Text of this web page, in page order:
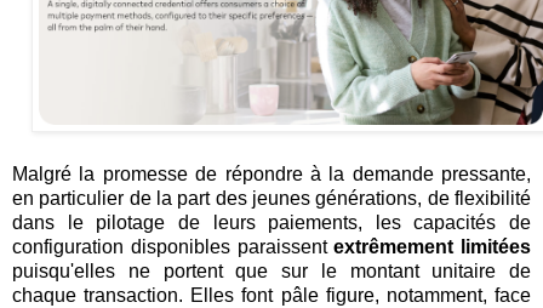
Malgré la promesse de répondre à la demande pressante,
en particulier de la part des jeunes générations, de flexibilité
dans le pilotage de leurs paiements, les capacités de
configuration disponibles paraissentextrêmement limitées
puisqu'elles ne portent que sur le montant unitaire de
chaque transaction. Elles font pâle figure, notamment, face